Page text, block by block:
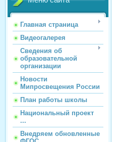
Главная страница
Видеогалерея
Сведения об
образовательной
организации
Новости
Мипросвещения России
План работы школы
Национальный проект
...
Внедряем обновленные